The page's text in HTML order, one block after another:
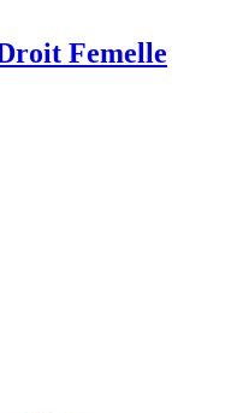
Femelle